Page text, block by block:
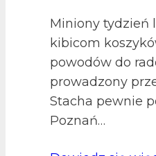
Miniony tydzień
kibicom
powodów do
prowadzony
Stacha pewnie
Poznań…